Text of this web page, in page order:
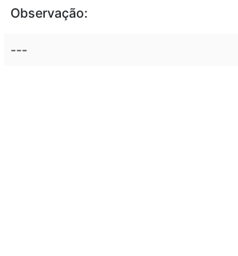
Observação:
---